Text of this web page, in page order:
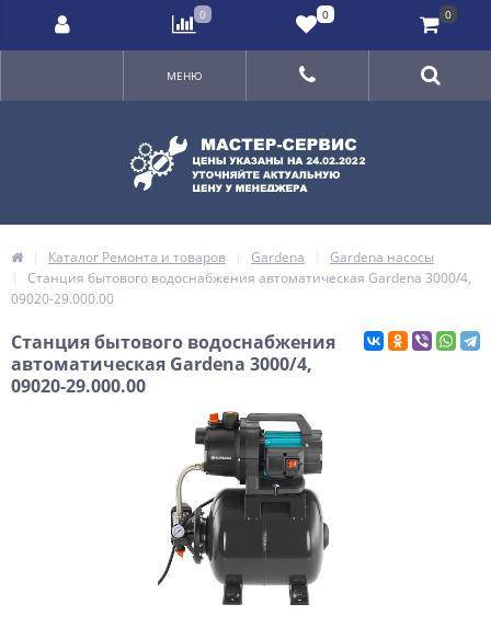
МЕНЮ
Каталог Ремонта и товаров Gardena
Gardena насосы
Станция бытового водоснабжения автоматическая Gardena 3000/4,
09020-29.000.00
Станция бытового водоснабжения
автоматическая Gardena 3000/4,
09020-29.000.00
0 0 0